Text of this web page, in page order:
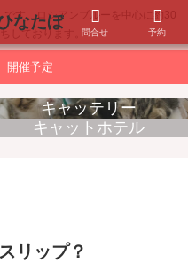
です。ロシアンブルーを中心に約30
しております。
開催予定
キャッテリー
キャットホテル
リップ？
問合せ 予約